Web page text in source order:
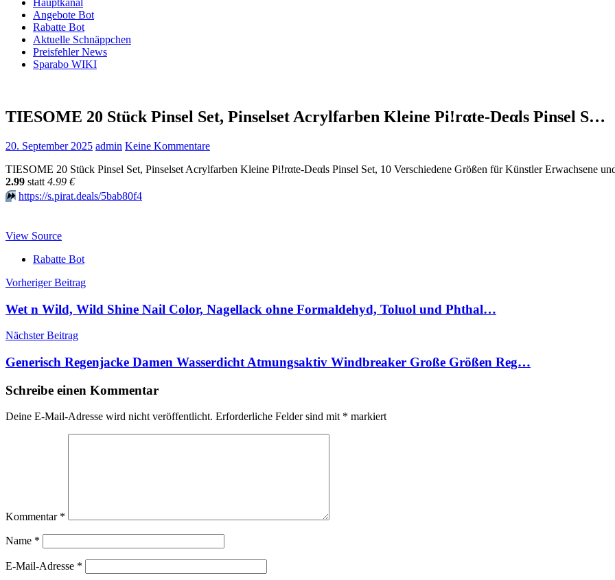
Hauptkanal
Angebote Bot
Rabatte Bot
Aktuelle Schnäppchen
Preisfehler News
Sparabo WIKI
TIESOME 20 Stück Pinsel Set, Pinselset Acrylfarben Kleine Pi!rαtе-Dеαls Pinsel S…
20. September 2025 admin Keine Kommentare
TIESOME 20 Stück Pinsel Set, Pinselset Acrylfarben Kleine Pi!rαtе-Dеαls Pinsel Set, 10 Verschiedene Größen für Künstler Erwachsene
2.99 statt 4.99 €
⏩️ https://s.pirat.deals/5bab80f4
View Source
Rabatte Bot
Beitragsnavigation
Vorheriger Beitrag
Wet n Wild, Wild Shine Nail Color, Nagellack ohne Formaldehyd, Toluol und Phthal…
Nächster Beitrag
Generisch Regenjacke Damen Wasserdicht Atmungsaktiv Windbreaker Große Größen Reg…
Schreibe einen Kommentar
Deine E-Mail-Adresse wird nicht veröffentlicht. Erforderliche Felder sind mit * markiert
Kommentar *
Name *
E-Mail-Adresse *